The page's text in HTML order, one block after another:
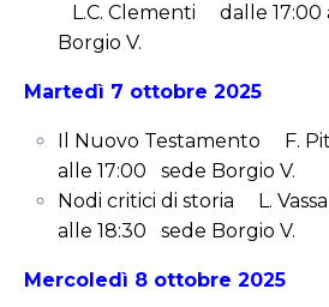
L.C. Clementi dalle 17:00
Borgio V.
Martedì 7 ottobre 2025
Il Nuovo Testamento F.
alle 17:00 sede Borgio V.
Nodi critici di storia L.
alle 18:30 sede Borgio V.
Mercoledì 8 ottobre 2025